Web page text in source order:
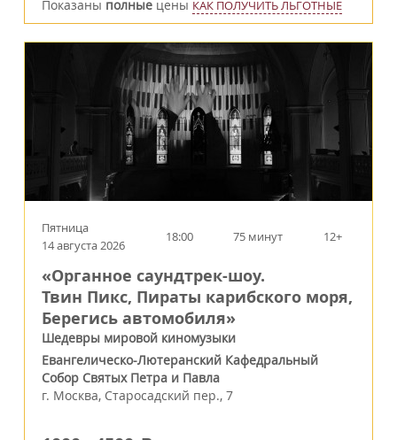
Показаны полные цены КАК ПОЛУЧИТЬ ЛЬГОТНЫЕ
Пятница
14 августа 2026
18:00 75 минут 12+
«Органное саундтрек-шоу.
Твин Пикс, Пираты карибского моря,
Берегись автомобиля»
Шедевры мировой киномузыки
Евангелическо-Лютеранский Кафедральный
Собор Святых Петра и Павла
г. Москва, Старосадский пер., 7